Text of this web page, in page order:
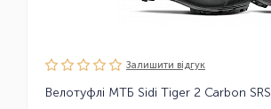
Залишити вiдгук
Велотуфлі МТБ Sidi Tiger 2 Carbon SRS